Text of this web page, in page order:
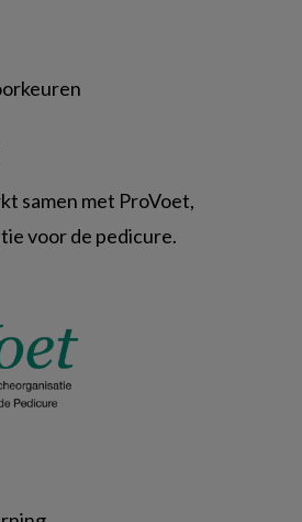
samen met ProVoet,
voor de pedicure.